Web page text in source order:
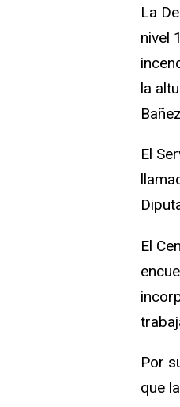
La
nivel
la
El
El
Por
que